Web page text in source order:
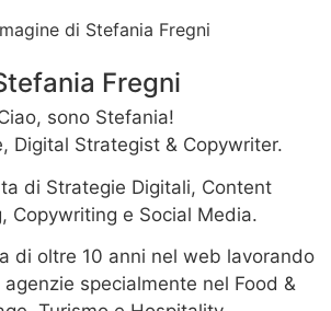
Fregni
sono Stefania!
Digital Strategist & Copywriter.
di Strategie Digitali, Content
Copywriting e Social Media.
di oltre 10 anni nel web lavorando
specialmente nel Food &